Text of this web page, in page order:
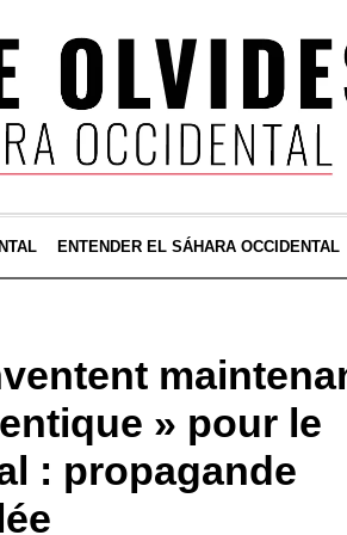
ENTENDER EL SÁHARA OCCIDENTAL
» pour le
: propagande